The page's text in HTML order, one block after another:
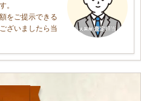
。
をご提示できる
ざいましたら当